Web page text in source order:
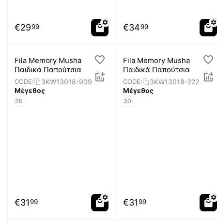
€2999 €3499
Fila Memory Musha
Παιδικά Παπούτσια
CODE:
3KW13018-909
Μέγεθος
28
€31 99
Fila Memory Musha
Παιδικά Παπούτσια
CODE:
3KW13018-222
Μέγεθος
30
€31 99